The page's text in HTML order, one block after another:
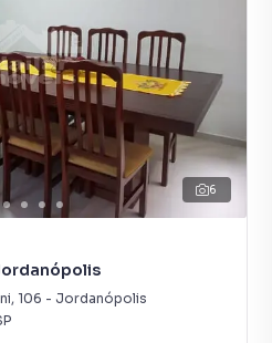
6
, 106 - Jordanópolis